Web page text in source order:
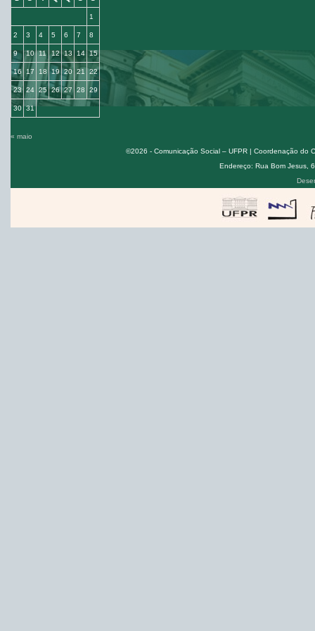
1
2 3 4 5 6 7 8
9 10 11 12 13 14 15
16 17 18 19 20 21 22
23 24 25 26 27 28 29
30 31
« maio
©2026 - Comunicação Social – UFPR | Coordenação do
Endereço: Rua Bom Jesus,